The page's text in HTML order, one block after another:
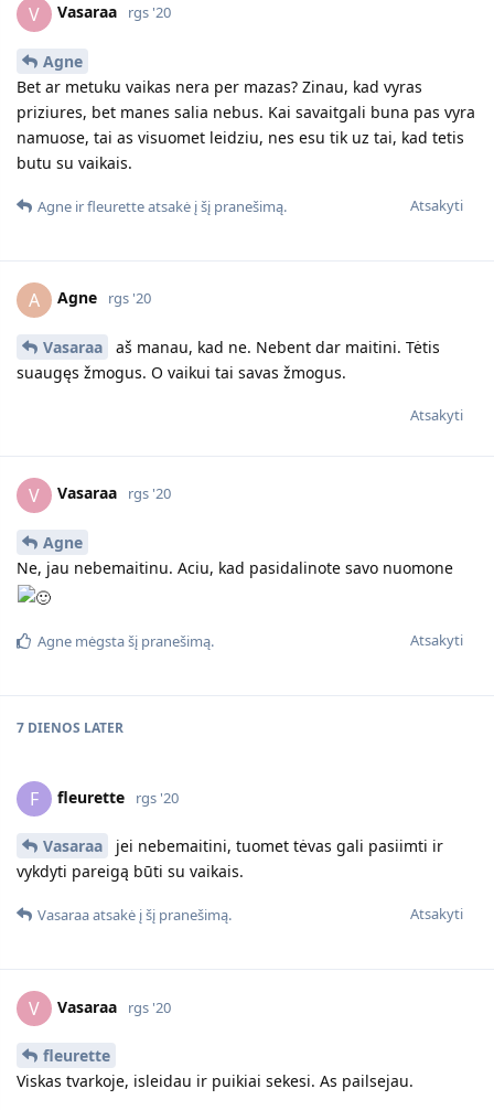
V Vasaraa rgs '20
Agne
Bet ar metuku vaikas nera per mazas? Zinau, kad vyras
priziures, bet manes salia nebus. Kai savaitgali buna pas vyra
namuose, tai as visuomet leidziu, nes esu tik uz tai, kad tetis
butu su vaikais.
Atsakyti
Agne irfleuretteatsakė į šį pranešimą.
A Agne rgs '20
Vasaraa
aš manau, kad ne. Nebent dar maitini. Tėtis
suaugęs žmogus. O vaikui tai savas žmogus.
Atsakyti
V Vasaraa rgs '20
Agne
Ne, jau nebemaitinu. Aciu, kad pasidalinote savo nuomone
Atsakyti
Agne mėgsta šį pranešimą.
7 DIENOS LATER
F fleurette rgs '20
Vasaraa
jei nebemaitini, tuomet tėvas gali pasiimti ir
vykdyti pareigą būti su vaikais.
Atsakyti
Vasaraaatsakė į šį pranešimą.
V Vasaraa rgs '20
fleurette
Viskas tvarkoje, isleidau ir puikiai sekesi. As pailsejau.